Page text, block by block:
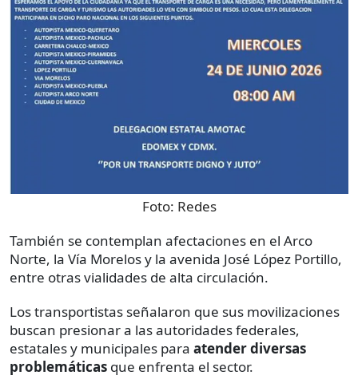
Foto: Redes
También se contemplan afectaciones en el Arco
Norte, la Vía Morelos y la avenida José López Portillo,
entre otras vialidades de alta circulación.
Los transportistas señalaron que sus movilizaciones
buscan presionar a las autoridades federales,
estatales y municipales para atender diversas
problemáticas que enfrenta el sector.